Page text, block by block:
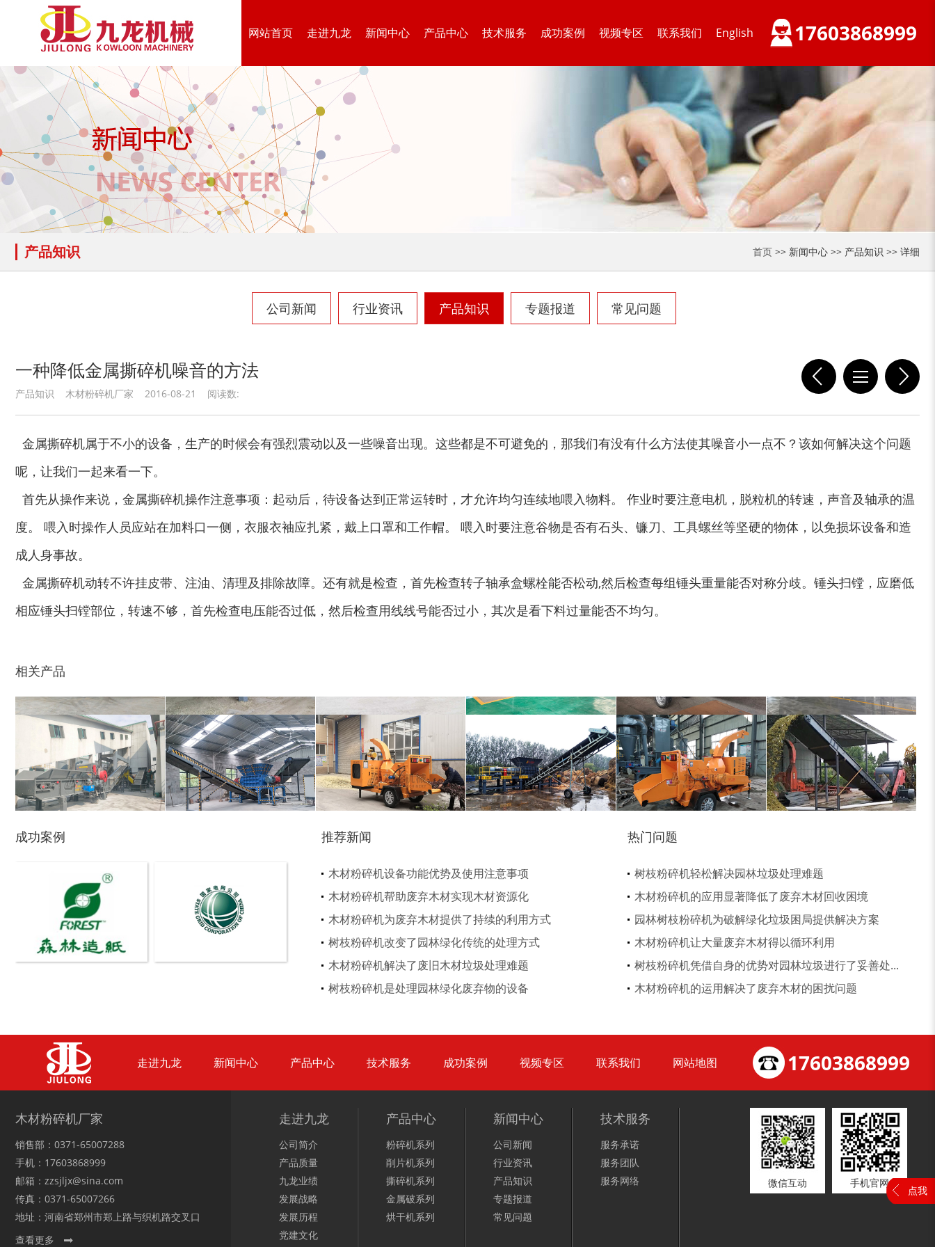
网站首页 走进九龙 新闻中心 产品中心 技术服务 成功案例 视频专区 联系我们 English 17603868999
产品知识 首页 >> 新闻中心 >> 产品知识 >> 详细
公司新闻 行业资讯 产品知识 专题报道 常见问题
一种降低金属撕碎机噪音的方法
产品知识 木材粉碎机厂家 2016-08-21 阅读数:
金属撕碎机属于不小的设备，生产的时候会有强烈震动以及一些噪音出现。这些都是不可避免的，那我们有没有什么方法使其噪音小一点不？该如何解决这个问题
呢，让我们一起来看一下。
首先从操作来说，金属撕碎机操作注意事项：起动后，待设备达到正常运转时，才允许均匀连续地喂入物料。 作业时要注意电机，脱粒机的转速，声音及轴承的温
度。 喂入时操作人员应站在加料口一侧，衣服衣袖应扎紧，戴上口罩和工作帽。 喂入时要注意谷物是否有石头、镰刀、工具螺丝等坚硬的物体，以免损坏设备和造
成人身事故。
金属撕碎机动转不许挂皮带、注油、清理及排除故障。还有就是检查，首先检查转子轴承盒螺栓能否松动,然后检查每组锤头重量能否对称分歧。锤头扫镗，应磨低
相应锤头扫镗部位，转速不够，首先检查电压能否过低，然后检查用线线号能否过小，其次是看下料过量能否不均匀。
相关产品
生活垃圾破碎机 大型树枝粉碎机 大型秸秆粉碎机 废旧轮胎胶粉设备... 锯末粉碎机 大件垃圾处理设备...
树枝粉碎机 稻草破碎机 切枝机 玉米秸秆粉碎机
生活垃圾处理设备... 工业固废处理设备... 木材削片机 金属破碎机
陈腐垃圾处理设备... 建筑垃圾处理设备... 金属压块破碎机 塑料粉碎机
成功案例 推荐新闻
木材粉碎机设备功能优势及使用注意事项
木材粉碎机帮助废弃木材实现木材资源化
木材粉碎机为废弃木材提供了持续的利用方式
树枝粉碎机改变了园林绿化传统的处理方式
木材粉碎机解决了废旧木材垃圾处理难题
树枝粉碎机是处理园林绿化废弃物的设备
热门问题
树枝粉碎机轻松解决园林垃圾处理难题
木材粉碎机的应用显著降低了废弃木材回收困境
园林树枝粉碎机为破解绿化垃圾困局提供解决方案
木材粉碎机让大量废弃木材得以循环利用
树枝粉碎机凭借自身的优势对园林垃圾进行了妥善处...
木材粉碎机的运用解决了废弃木材的困扰问题
走进九龙 新闻中心 产品中心 技术服务 成功案例 视频专区 联系我们 网站地图 17603868999
木材粉碎机厂家
销售部：0371-65007288
手机：17603868999
邮箱：zzsjljx@sina.com
传真：0371-65007266
地址：河南省郑州市郑上路与织机路交叉口
查看更多
走进九龙
公司简介
产品质量
九龙业绩
发展战略
发展历程
党建文化
产品中心
粉碎机系列
削片机系列
撕碎机系列
金属破系列
烘干机系列
新闻中心
公司新闻
行业资讯
产品知识
专题报道
常见问题
技术服务
服务承诺
服务团队
服务网络
微信互动 手机官网
点我